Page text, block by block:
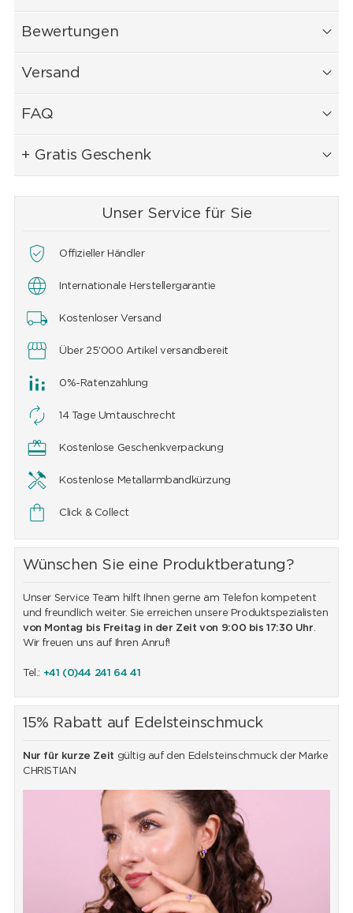
Bewertungen
Versand
FAQ
+ Gratis Geschenk
Unser Service für Sie
Offizieller Händler
Internationale Herstellergarantie
Kostenloser Versand
Über 25'000 Artikel versandbereit
0%-Ratenzahlung
14 Tage Umtauschrecht
Kostenlose Geschenkverpackung
Kostenlose Metallarmbandkürzung
Click & Collect
Wünschen Sie eine Produktberatung?
Unser Service Team hilft Ihnen gerne am Telefon kompetent
und freundlich weiter. Sie erreichen unsere Produktspezialisten
von Montag bis Freitag in der Zeit von 9:00 bis 17:30 Uhr.
Wir freuen uns auf Ihren Anruf!
Tel.: +41 (0)44 241 64 41
15% Rabatt auf Edelsteinschmuck
Nur für kurze Zeit gültig auf den Edelsteinschmuck der Marke
CHRISTIAN